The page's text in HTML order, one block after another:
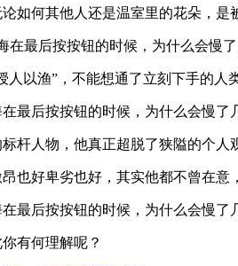
如何其他人还是温室里的花朵，
人以渔”，不能想通了立刻下手的人
杆人物，他真正超脱了狭隘的个人
也好卑劣也好，其实他都不曾在意
有何理解呢？